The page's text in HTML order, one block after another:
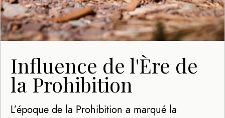
Influence de l'Ère de
la Prohibition
L’époque de la Prohibition a marqué la